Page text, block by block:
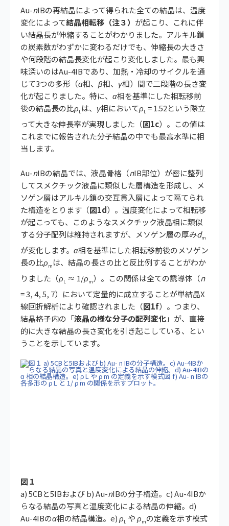
Au-nIBの再結晶によって得られた全ての結晶は、温度
変化によって結晶相転移（注３） が起こり、これに伴
い結晶長が伸縮することがわかりました。アルキル鎖
の炭素数がわずかに変わるだけでも、伸縮長の大きさ
や何段階の結晶長変化が起こり変化しました。最も興
味深いのはAu-4IBであり、加熱・冷却のサイクルを通
じて3つの多形（α相、 β相、 γ相）間で二段階の長さ変
化が起こりました。特に、 α相を基準にした相転移前
後の結晶長の比ρLは、 γ相においてρL = 1.52という際立
って大きな伸長率が実現しました（図1c）。この値は
これまでに報告された分子結晶の中でも最高水準に相
当します。
Au-nIBの結晶では、液晶骨格（nIB部位）が密に整列
してスメクチック液晶に類似した層構造を形成し、メ
ソゲン層はアルキル鎖の交互貫入層によって隔てられ
た構造をとります（図1d）。温度変化によって相転移
が起こっても、このようなスメクチック液晶相に類似
する分子配列は維持されますが、メソゲン層の厚みdm
が変化します。 α相を基準にした相転移前後のメソゲン
長の比ρm は、結晶の長さの比と反比例することがわか
りました（ρL ≈ 1/ρm）。この関係は全ての誘導体（n
= 3, 4, 5, 7）において定量的に成立することが単結晶X
線回折解析により確認されました（図1f）。つまり、
結晶格子内の「液晶の様な分子の配列変化」が、直接
的に大きな結晶の長さ変化を引き起こしている、とい
うことを示しています。
図１
a) 5CBと5IBおよび b) Au-nIBの分子構造。c) Au-4IBか
らなる結晶の写真と温度変化による結晶の伸縮。d)
Au-4IBのα相の結晶構造。e)ρL やρmの定義を示す模式